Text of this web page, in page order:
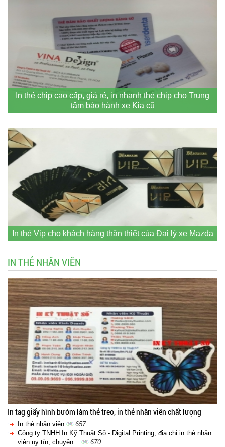
In thẻ chip cao cấp, giá rẻ, in nhanh thẻ chip cho Trung
tâm bảo hành xe Kia cũ
In thẻ Vip cho khách hàng thân thiết của Đại lý xe Mazda
IN THẺ NHÂN VIÊN
In tag giấy hình bướm làm thẻ treo, in thẻ nhân viên chất lượng
In thẻ nhân viên
657
Công ty TNHH In Kỹ Thuật Số - Digital Printing, địa chỉ in thẻ nhân
viên uy tín, chuyên...
670